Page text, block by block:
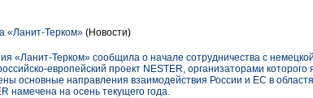
«Ланит-Терком» (Новости)
«Ланит-Терком» сообщила о начале сотрудничества с
европейский проект NESTER, организаторами
основные направления взаимодействия России и ЕС в
намечена на осень текущего года.